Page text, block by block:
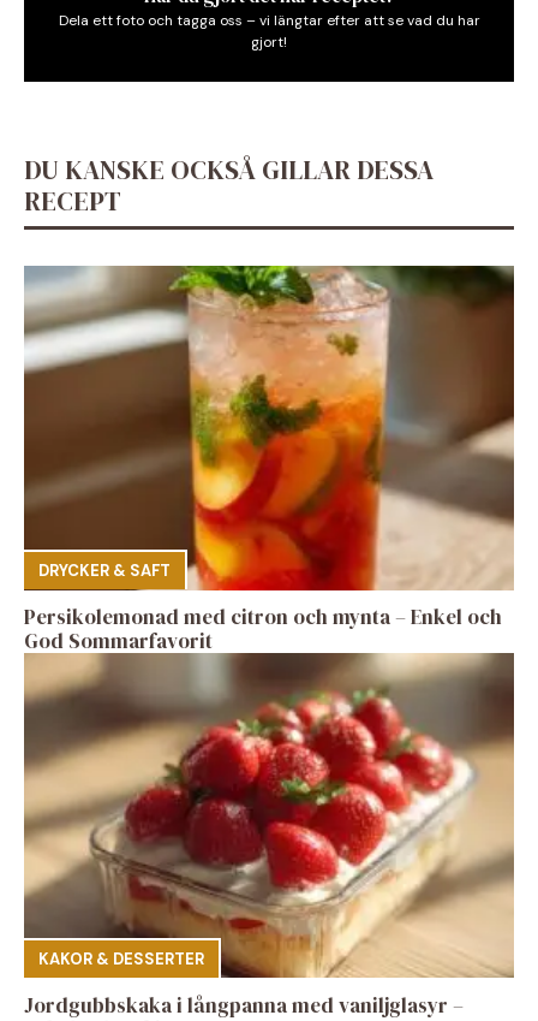
Dela ett foto och tagga oss – vi längtar efter att se vad du har
gjort!
DU KANSKE OCKSÅ GILLAR DESSA
RECEPT
DRYCKER & SAFT
Persikolemonad med citron och mynta – Enkel och
God Sommarfavorit
KAKOR & DESSERTER
Jordgubbskaka i långpanna med vaniljglasyr –